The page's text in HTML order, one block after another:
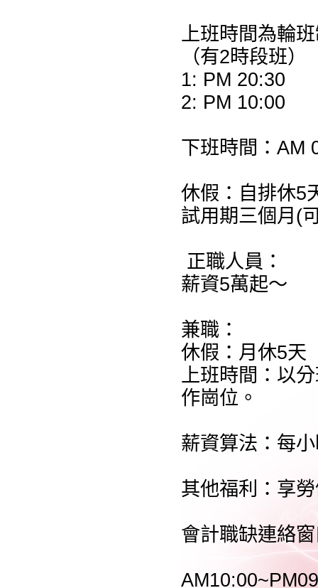
上班時間為輪
（有2時段班）
1: PM 20:30
2: PM 10:00
下班時間：AM
休假：自排休5
試用期三個月(
正職人員：
薪資5萬起～
兼職：
休假：月休5天
上班時間：以
作崗位。
薪資算法：每
其他福利：享
會計職缺連絡